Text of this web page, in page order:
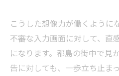
こうした想像力が働くように
不審な入力画面に対して、直
になります。都島の街中で見
告に対しても、一歩立ち止ま